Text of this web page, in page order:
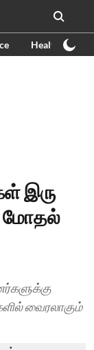
Health
இரு
மோதல்
வைரலாகும்